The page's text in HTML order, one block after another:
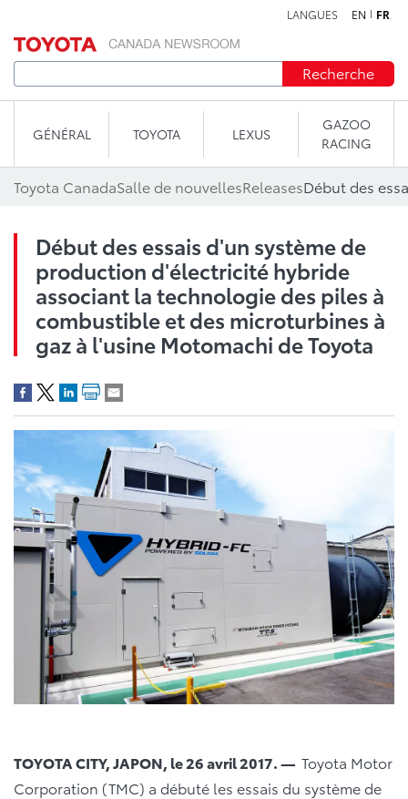
LANGUES EN FR
Recherche
GÉNÉRAL TOYOTA LEXUS
GAZOO
RACING
Toyota CanadaSalle de nouvellesReleases
Début des essais d'un système de
production d'électricité hybride
associant la technologie des piles à
combustible et des microturbines à
gaz à l'usine Motomachi de Toyota
TOYOTA CITY, JAPON, le 26 avril 2017. ― Toyota Motor
Corporation (TMC) a débuté les essais du système de